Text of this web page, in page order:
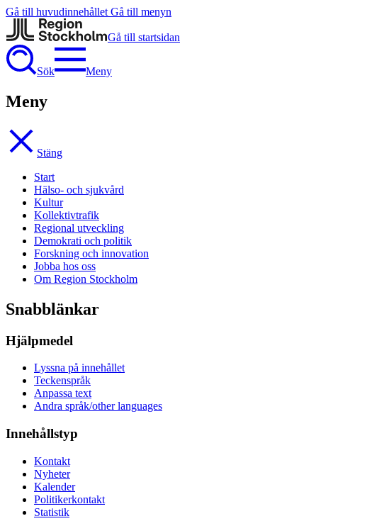
Gå till huvudinnehållet Gå till menyn
Gå till startsidan
Sök Meny
Meny
Stäng
Start
Hälso- och sjukvård
Kultur
Kollektivtrafik
Regional utveckling
Demokrati och politik
Forskning och innovation
Jobba hos oss
Om Region Stockholm
Snabblänkar
Hjälpmedel
Lyssna på innehållet
Teckenspråk
Anpassa text
Andra språk/other languages
Innehållstyp
Kontakt
Nyheter
Kalender
Politikerkontakt
Statistik